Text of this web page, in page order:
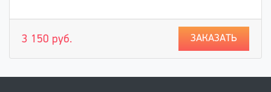
3 150 руб. ЗАКАЗАТЬ